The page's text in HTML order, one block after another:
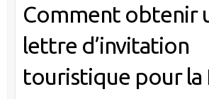
Comment obtenir
lettre d’invitation
touristique pour la